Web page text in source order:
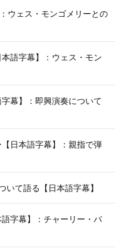
ウェス・モンゴメリーとの
語字幕】：ウェス・モン
幕】：即興演奏について
日本語字幕】：親指で弾
て語る【日本語字幕】
字幕】：チャーリー・パ